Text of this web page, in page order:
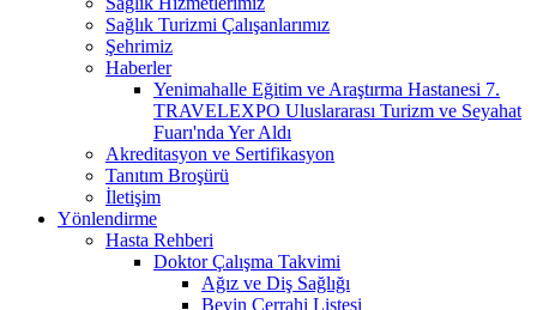
Sağlık Turizmi Çalışanlarımız
Şehrimiz
Haberler
Yenimahalle Eğitim ve Araştırma Hastanesi 7.
TRAVELEXPO Uluslararası Turizm ve Seyahat
Fuarı'nda Yer Aldı
Akreditasyon ve Sertifikasyon
Tanıtım Broşürü
İletişim
Yönlendirme
Hasta Rehberi
Doktor Çalışma Takvimi
Ağız ve Diş Sağlığı
Beyin Cerrahi Listesi